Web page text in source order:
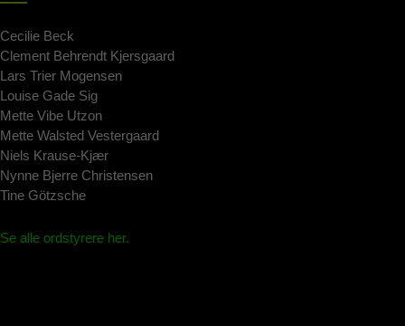
Cecilie Beck
Clement Behrendt Kjersgaard
Lars Trier Mogensen
Louise Gade Sig
Mette Vibe Utzon
Mette Walsted Vestergaard
Niels Krause-Kjær
Nynne Bjerre Christensen
Tine Götzsche
Se alle ordstyrere her.